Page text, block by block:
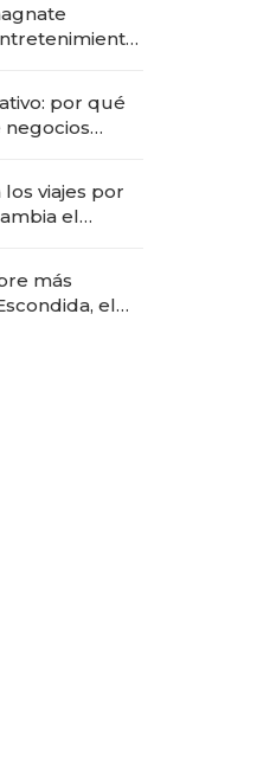
por qué
negocios
viajes por
el
más
el